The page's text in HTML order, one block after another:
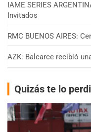
IAME SERIES
Invitados
RMC BUENOS AIRES:
AZK: Balcarce recibió
Quizás te lo